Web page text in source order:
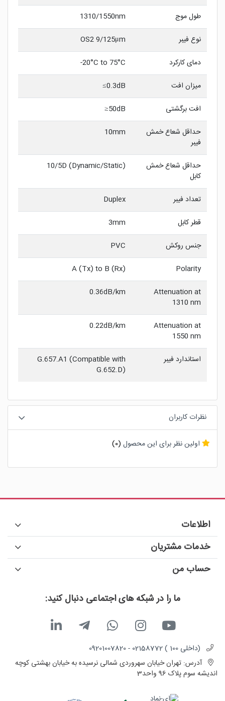
طول موج
1310/1550nm
نوع فیبر
OS2 9/125μm
دمای کارکرد
20°C to 75°C-
میزان افت
0.3dB≥
افت برگشتی
50dB≤
حداقل شعاع خمش
فیبر
10mm
حداقل شعاع خمش
کابل
10/5D (Dynamic/Static)
تعداد فیبر
Duplex
قطر کابل
3mm
جنس روکش
PVC
Polarity
A (Tx) to B (Rx)
Attenuation at
1310 nm
0.36dB/km
Attenuation at
1550 nm
0.22dB/km
استاندارد فیبر
G.657.A1 (Compatible with
G.652.D)
نظرات کاربران
اولین نظر برای این محصول (0)
ما را در شبکه های اجتماعی دنبال کنید:
(داخلی 100 ) 02158772 - 09201007820
آدرس: تهران خیابان سهروردی شمالی نرسیده به خیابان بهشتی کوچه
اندیشه سوم پلاک 96 واحد3
اطلاعات
خدمات مشتریان
حساب من